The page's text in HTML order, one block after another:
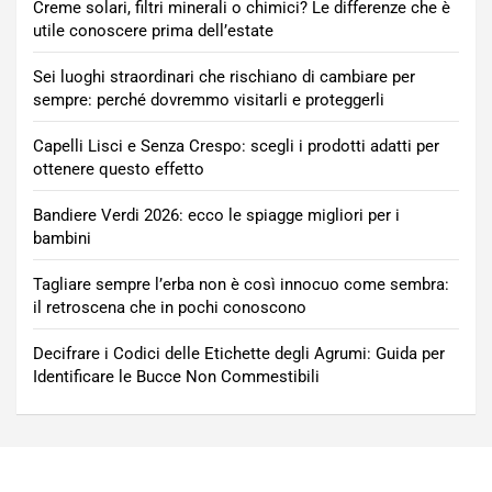
Creme solari, filtri minerali o chimici? Le differenze che è
utile conoscere prima dell’estate
Sei luoghi straordinari che rischiano di cambiare per
sempre: perché dovremmo visitarli e proteggerli
Capelli Lisci e Senza Crespo: scegli i prodotti adatti per
ottenere questo effetto
Bandiere Verdi 2026: ecco le spiagge migliori per i
bambini
Tagliare sempre l’erba non è così innocuo come sembra:
il retroscena che in pochi conoscono
Decifrare i Codici delle Etichette degli Agrumi: Guida per
Identificare le Bucce Non Commestibili